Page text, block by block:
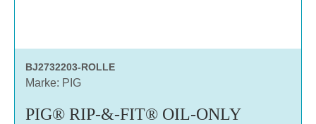
BJ2732203-ROLLE
Marke: PIG
PIG® RIP-&-FIT® OIL-ONLY